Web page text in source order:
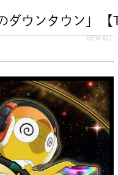
ダウンタウン」
VIEW ALL